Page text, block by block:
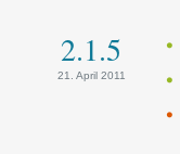
2.1.5
21. April 2011